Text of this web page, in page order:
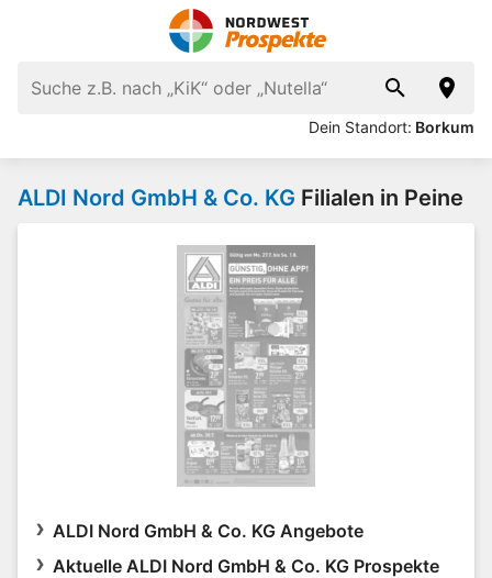
Dein Standort: Borkum
ALDI Nord GmbH & Co. KG Filialen in Peine
ALDI Nord GmbH & Co. KG Angebote
Aktuelle ALDI Nord GmbH & Co. KG Prospekte